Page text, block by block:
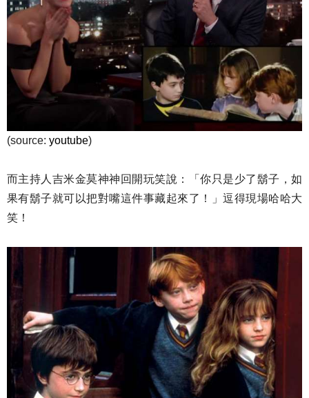
(source: youtube)
而主持人吉米金莫神神回開玩笑說：「你只是少了鬍子，如
果有鬍子就可以把對嘴這件事藏起來了！」逗得現場哈哈大
笑！